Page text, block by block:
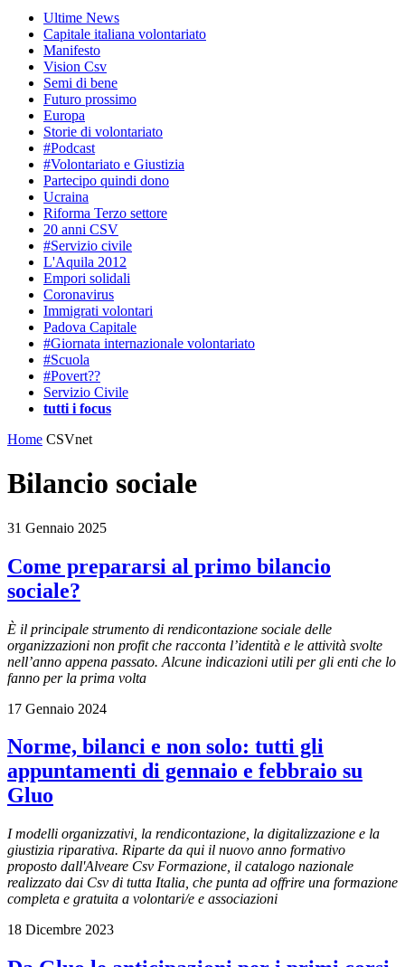
Ultime News
Capitale italiana volontariato
Manifesto
Vision Csv
Semi di bene
Futuro prossimo
Europa
Storie di volontariato
#Podcast
#Volontariato e Giustizia
Partecipo quindi dono
Ucraina
Riforma Terzo settore
20 anni CSV
#Servizio civile
L'Aquila 2012
Empori solidali
Coronavirus
Immigrati volontari
Padova Capitale
#Giornata internazionale volontariato
#Scuola
#Povert??
Servizio Civile
tutti i focus
Home CSVnet
Bilancio sociale
31 Gennaio 2025
Come prepararsi al primo bilancio
sociale?
È il principale strumento di rendicontazione sociale delle
organizzazioni non profit che racconta l’identità e le attività svolte
nell’anno appena passato. Alcune indicazioni utili per gli enti che lo
fanno per la prima volta
17 Gennaio 2024
Norme, bilanci e non solo: tutti gli
appuntamenti di gennaio e febbraio su
Gluo
I modelli organizzativi, la rendicontazione, la digitalizzazione e la
giustizia riparativa. Riparte da qui il nuovo anno formativo
proposto dall'Alveare Csv Formazione, il catalogo nazionale
realizzato dai Csv di tutta Italia, che punta ad offrire una formazione
completa e gratuita a volontari/e e associazioni
18 Dicembre 2023